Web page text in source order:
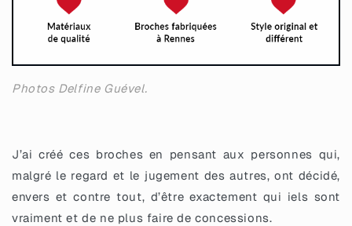
Photos Delfine Guével.
J’ai créé ces broches en pensant aux personnes qui,
malgré le regard et le jugement des autres, ont décidé,
envers et contre tout, d’être exactement qui iels sont
vraiment et de ne plus faire de concessions.